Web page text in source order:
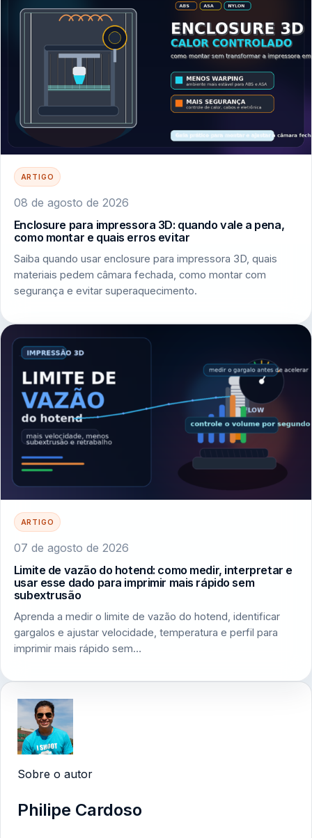
ARTIGO
08 de agosto de 2026
Enclosure para impressora 3D: quando vale a pena,
como montar e quais erros evitar
Saiba quando usar enclosure para impressora 3D, quais
materiais pedem câmara fechada, como montar com
segurança e evitar superaquecimento.
ARTIGO
07 de agosto de 2026
Limite de vazão do hotend: como medir, interpretar e
usar esse dado para imprimir mais rápido sem
subextrusão
Aprenda a medir o limite de vazão do hotend, identificar
gargalos e ajustar velocidade, temperatura e perfil para
imprimir mais rápido sem…
Sobre o autor
Philipe Cardoso